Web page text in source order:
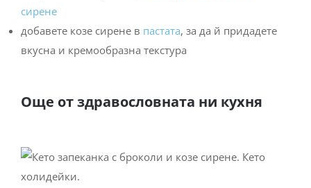
сирене
добавете козе сирене в пастата, за да й придадете
вкусна и кремообразна текстура
Още от здравословната ни кухня